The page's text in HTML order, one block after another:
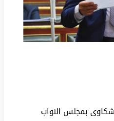
بمجلس النواب